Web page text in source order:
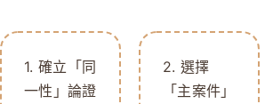
1. 確立「同
一性」論證
2. 選擇
「主案件」